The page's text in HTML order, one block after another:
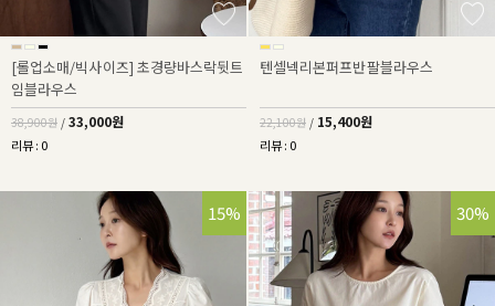
[롤업소매/빅사이즈] 초경량바스락뒷트
임블라우스
38,900원 / 33,000원
리뷰 : 0
텐셀넥리본퍼프반팔블라우스
22,100원 / 15,400원
리뷰 : 0
15% 30%